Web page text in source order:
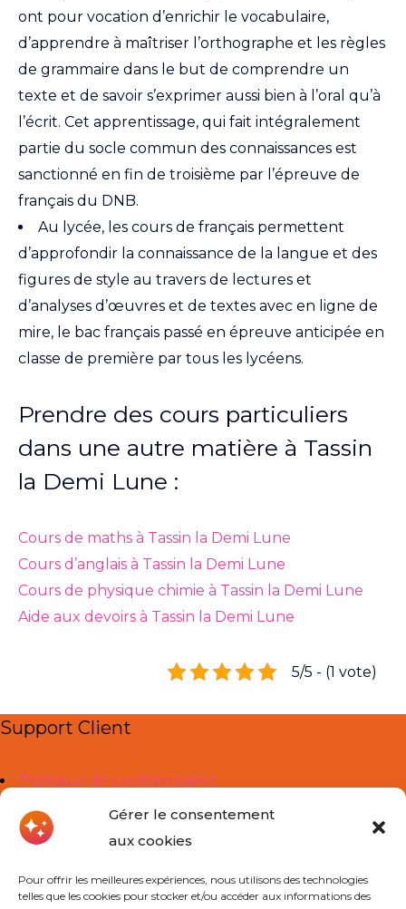
Gérer le consentement
aux cookies
Pour offrir les meilleures expériences, nous utilisons des technologies
telles que les cookies pour stocker et/ou accéder aux informations des
ont pour vocation d’enrichir le vocabulaire,
d’apprendre à maîtriser l’orthographe et les règles
de grammaire dans le but de comprendre un
texte et de savoir s’exprimer aussi bien à l’oral qu’à
l’écrit. Cet apprentissage, qui fait intégralement
partie du socle commun des connaissances est
sanctionné en fin de troisième par l’épreuve de
français du DNB.
Au lycée, les cours de français permettent
d’approfondir la connaissance de la langue et des
figures de style au travers de lectures et
d’analyses d’œuvres et de textes avec en ligne de
mire, le bac français passé en épreuve anticipée en
classe de première par tous les lycéens.
Prendre des cours particuliers
dans une autre matière à Tassin
la Demi Lune :
Cours de maths à Tassin la Demi Lune
Cours d’anglais à Tassin la Demi Lune
Cours de physique chimie à Tassin la Demi Lune
Aide aux devoirs à Tassin la Demi Lune
5/5 - (1 vote)
Support Client
Politique de confidentialité
Mentions légales